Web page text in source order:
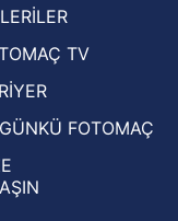
Hernan Crespo,
ekiplerinden
oldu TV
FOTOMAÇ